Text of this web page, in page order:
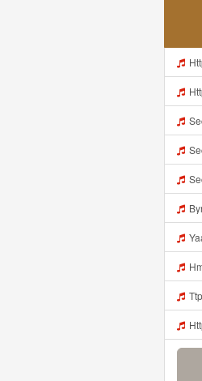
Https
Https
Sec Acc
Sec Acc
Sec Acc
Hmm Ini